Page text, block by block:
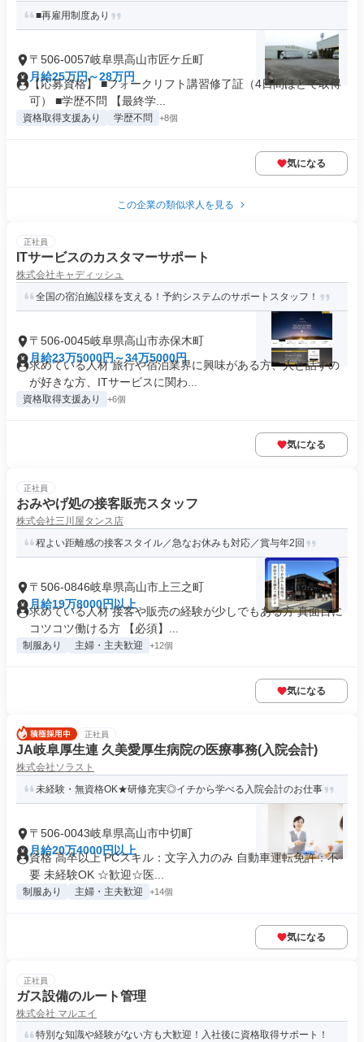
■再雇用制度あり
〒506-0057岐阜県高山市匠ケ丘町
月給25万円～28万円
【応募資格】 ■フォークリフト講習修了証（4日間ほどで取得
可） ■学歴不問 【最終学...
資格取得支援あり 学歴不問 +8個
気になる
この企業の類似求人を見る
正社員
ITサービスのカスタマーサポート
株式会社キャディッシュ
全国の宿泊施設様を支える！予約システムのサポートスタッフ！
〒506-0045岐阜県高山市赤保木町
月給23万5000円～34万5000円
求めている人材 旅行や宿泊業界に興味がある方、人と話すの
が好きな方、ITサービスに関わ...
資格取得支援あり +6個
気になる
正社員
おみやげ処の接客販売スタッフ
株式会社三川屋タンス店
程よい距離感の接客スタイル／急なお休みも対応／賞与年2回
〒506-0846岐阜県高山市上三之町
月給19万8000円以上
求めている人材 接客や販売の経験が少しでもある方 真面目に
コツコツ働ける方 【必須】...
制服あり 主婦・主夫歓迎 +12個
気になる
正社員
JA岐阜厚生連 久美愛厚生病院の医療事務(入院会計)
株式会社ソラスト
未経験・無資格OK★研修充実◎イチから学べる入院会計のお仕事
〒506-0043岐阜県高山市中切町
月給20万4000円以上
資格 高卒以上 PCスキル：文字入力のみ 自動車運転免許：不
要 未経験OK ☆歓迎☆医...
制服あり 主婦・主夫歓迎 +14個
気になる
正社員
ガス設備のルート管理
株式会社 マルエイ
特別な知識や経験がない方も大歓迎！入社後に資格取得サポート！